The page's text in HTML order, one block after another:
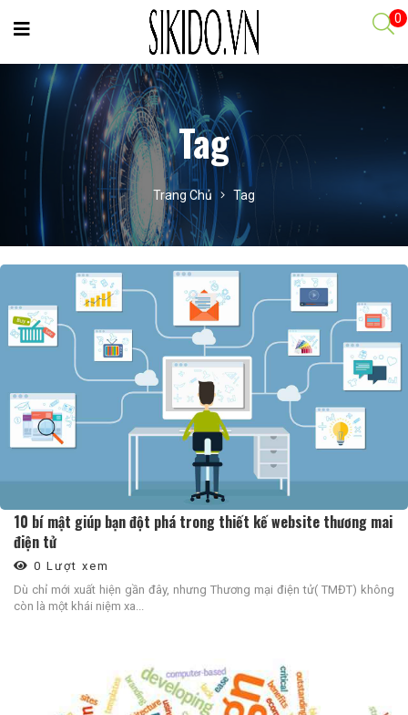
0
Tag
Trang Chủ Tag
10 bí mật giúp bạn đột phá trong thiết kế website thương mai
điện tử
0 Lượt xem
Dù chỉ mới xuất hiện gần đây, nhưng Thương mại điện tử( TMĐT) không
còn là một khái niệm xa...